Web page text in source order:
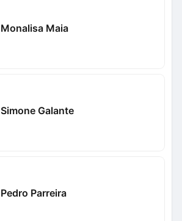
Monalisa Maia
Simone Galante
Pedro Parreira